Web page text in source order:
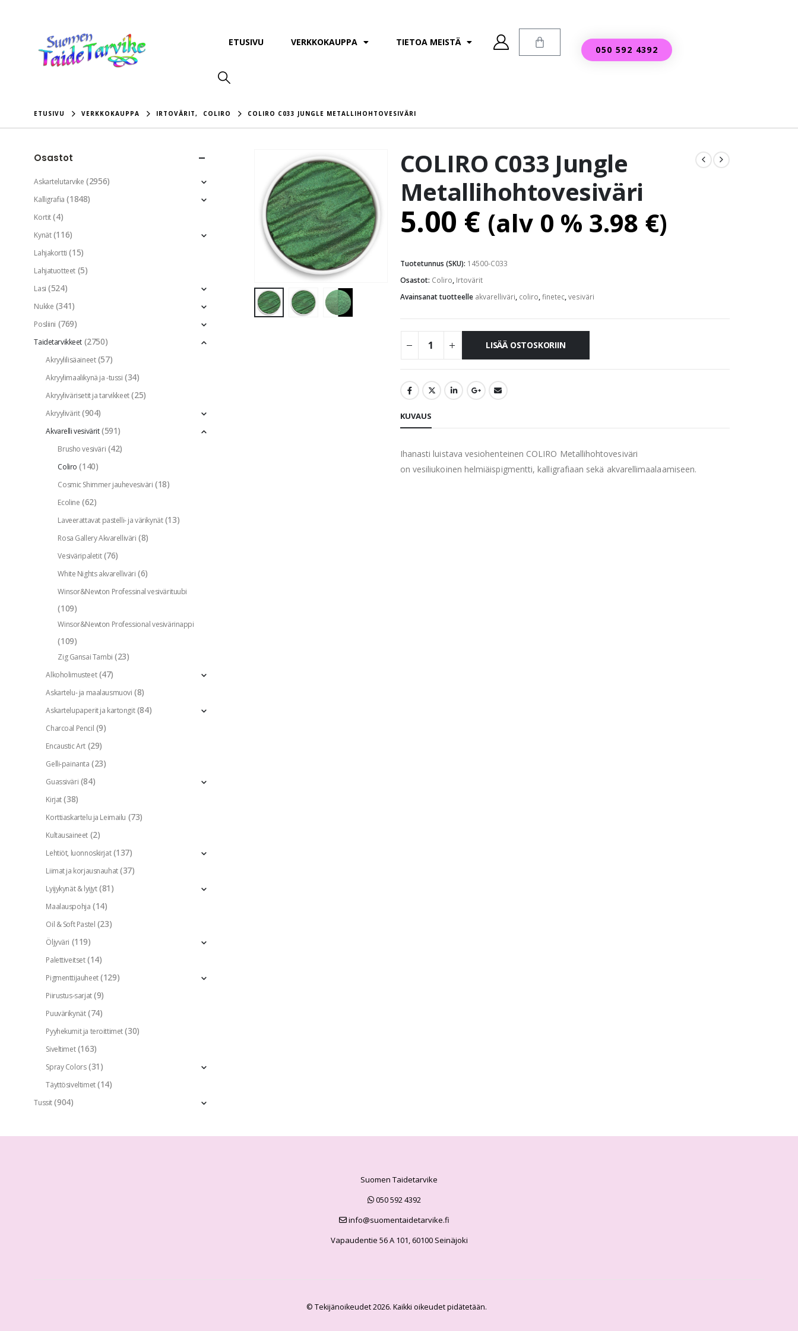
ETUSIVU VERKKOKAUPPA TIETOA MEISTÄ
050 592 4392
ETUSIVU VERKKOKAUPPA IRTOVÄRIT, COLIRO COLIRO C033 JUNGLE METALLIHOHTOVESIVÄRI
COLIRO C033 Jungle
Metallihohtovesiväri
5.00 € (alv 0 % 3.98 €)
Tuotetunnus (SKU): 14500-C033
Osastot: Coliro, Irtovärit
Avainsanat tuotteelle akvarelliväri, coliro,finetec,vesiväri
LISÄÄ OSTOSKORIIN
KUVAUS
Ihanasti luistava vesiohenteinen COLIRO Metallihohtovesiväri
on vesiliukoinen helmiäispigmentti, kalligrafiaan sekä akvarellimaalaamiseen.
Osastot
Askartelutarvike (2956)
Kalligrafia (1848)
Kortit (4)
Kynät (116)
Lahjakortti (15)
Lahjatuotteet (5)
Lasi (524)
Nukke (341)
Posliini (769)
Taidetarvikkeet (2750)
Akryylilisäaineet (57)
Akryylimaalikynä ja -tussi (34)
Akryylivärisetit ja tarvikkeet (25)
Akryylivärit (904)
Akvarelli vesivärit (591)
Brusho vesiväri (42)
Coliro (140)
Cosmic Shimmer jauhevesiväri (18)
Ecoline (62)
Laveerattavat pastelli- ja värikynät (13)
Rosa Gallery Akvarelliväri (8)
Vesiväripaletit (76)
White Nights akvarelliväri (6)
Winsor&Newton Professinal vesivärituubi
(109)
Winsor&Newton Professional vesivärinappi
(109)
Zig Gansai Tambi (23)
Alkoholimusteet (47)
Askartelu- ja maalausmuovi (8)
Askartelupaperit ja kartongit (84)
Charcoal Pencil (9)
Encaustic Art (29)
Gelli-painanta (23)
Guassiväri (84)
Kirjat (38)
Korttiaskartelu ja Leimailu (73)
Kultausaineet (2)
Lehtiöt, luonnoskirjat (137)
Liimat ja korjausnauhat (37)
Lyijykynät & lyijyt (81)
Maalauspohja (14)
Oil & Soft Pastel (23)
Öljyväri (119)
Palettiveitset (14)
Pigmenttijauheet (129)
Piirustus-sarjat (9)
Puuvärikynät (74)
Pyyhekumit ja teroittimet (30)
Siveltimet (163)
Spray Colors (31)
Täyttösiveltimet (14)
Tussit (904)
Suomen Taidetarvike
050 592 4392
info@suomentaidetarvike.fi
Vapaudentie 56 A 101, 60100 Seinäjoki
© Tekijänoikeudet 2026. Kaikki oikeudet pidätetään.